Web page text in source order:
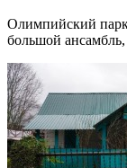
Олимпийский парк
большой